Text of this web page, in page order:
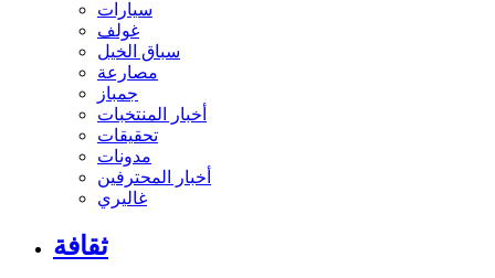
سيارات
غولف
سباق الخيل
مصارعة
جمباز
أخبار المنتخبات
تحقيقات
مدونات
أخبار المحترفين
غاليري
ثقافة